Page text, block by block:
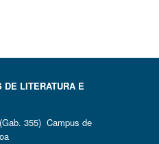
DE LITERATURA E
355) Campus de